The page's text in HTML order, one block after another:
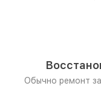
Обычно ремонт